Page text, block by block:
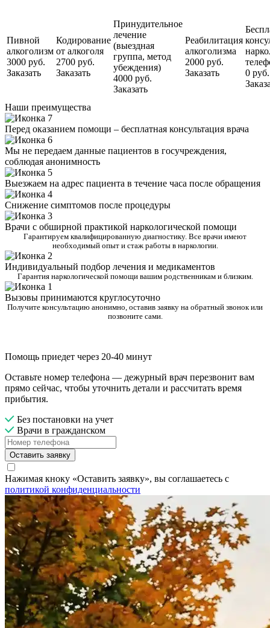
Пивной
алкоголизм
3000 руб.
Заказать
Кодирование
от алкоголя
2700 руб.
Заказать
Принудительное
лечение
(выездная
группа, метод
убеждения)
4000 руб.
Заказать
Реабилитация
алкоголизма
2000 руб.
Заказать
0 руб.
Наши преимущества
Перед оказанием помощи – бесплатная консультация врача
Мы не передаем данные пациентов в госучреждения,
соблюдая анонимность
Выезжаем на адрес пациента в течение часа после обращения
Снижение симптомов после процедуры
Врачи с обширной практикой наркологической помощи
Гарантируем квалифицированную диагностику. Все врачи имеют
необходимый опыт и стаж работы в наркологии.
Индивидуальный подбор лечения и медикаментов
Гарантия наркологической помощи вашим родственникам и близким.
Вызовы принимаются круглосуточно
Получите консультацию анонимно, оставив заявку на обратный звонок или
позвоните сами.
Помощь приедет через 20-40 минут
Оставьте номер телефона — дежурный врач перезвонит вам
прямо сейчас, чтобы уточнить детали и рассчитать время
прибытия.
Без постановки на учет
Врачи в гражданском
Оставить заявку
Нажимая кноку «Оставить заявку», вы соглашаетесь с
политикой конфиденциальности